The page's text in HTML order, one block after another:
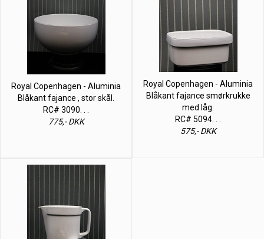
Royal Copenhagen - Aluminia
Blåkant fajance , stor skål.
RC# 3090. . .
775,- DKK
Royal Copenhagen - Aluminia
Blåkant fajance smørkrukke
med låg.
RC# 5094. . .
575,- DKK